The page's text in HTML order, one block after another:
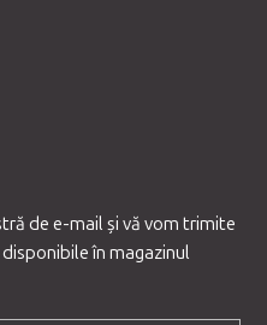
de e-mail şi vă vom trimite
în magazinul